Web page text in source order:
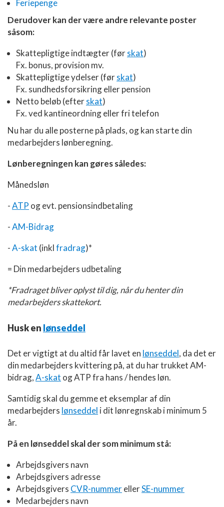
Feriepenge
Derudover kan der være andre relevante poster
såsom:
Skattepligtige indtægter (førskat)
Fx. bonus, provision mv.
Skattepligtige ydelser (førskat)
Fx. sundhedsforsikring eller pension
Netto beløb (efterskat)
Fx. ved kantineordning eller fri telefon
Nu har du alle posterne på plads, og kan starte din
medarbejders lønberegning.
Lønberegningen kan gøres således:
Månedsløn
-ATP og evt. pensionsindbetaling
-AM-Bidrag
-A-skat (inklfradrag)*
= Din medarbejders udbetaling
*Fradraget bliver oplyst til dig, når du henter din
medarbejders skattekort.
Husk en lønseddel
Det er vigtigt at du altid får lavet en lønseddel, da det er
din medarbejders kvittering på, at du har trukket AM-
bidrag,A-skat og ATP fra hans / hendes løn.
Samtidig skal du gemme et eksemplar af din
medarbejders lønseddel i dit lønregnskab i minimum 5
år.
På en lønseddel skal der som minimum stå:
Arbejdsgivers navn
Arbejdsgivers adresse
Arbejdsgivers CVR-nummerellerSE-nummer
Medarbejders navn